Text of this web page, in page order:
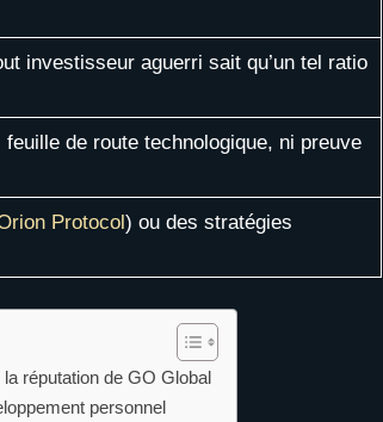
investisseur aguerri sait qu’un tel ratio
de route technologique, ni preuve
Protocol) ou des stratégies
réputation de GO Global
personnel